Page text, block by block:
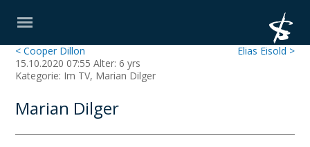
Elias Eisold >
< Cooper Dillon
15.10.2020 07:55 Alter: 6 yrs
Kategorie: Im TV, Marian Dilger
Marian Dilger